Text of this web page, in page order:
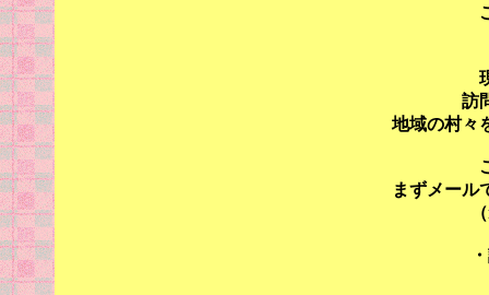
訪
地域の村々
まずメール